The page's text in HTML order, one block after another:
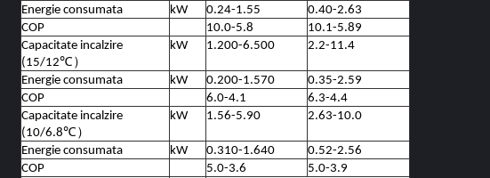
Energie consumata kW 0.24-1.55
0.40-2.63
COP
10.0-5.8
10.1-5.89
Capacitate incalzire
(15/12℃ ）
kW 1.200-6.500 2.2-11.4
Energie consumata kW 0.200-1.570
0.35-2.59
COP
6.0-4.1
6.3-4.4
Capacitate incalzire
(10/6.8℃ ）
kW 1.56-5.90 2.63-10.0
Energie consumata kW 0.310-1.640
0.52-2.56
COP
5.0-3.6
5.0-3.9